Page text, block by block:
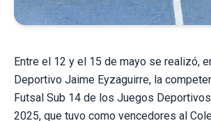
Entre el 12 y el 15 de mayo se realizó,
Deportivo Jaime Eyzaguirre, la
Futsal Sub 14 de los Juegos
2025, que tuvo como vencedores al